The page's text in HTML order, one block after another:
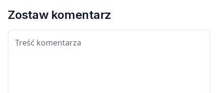
Zostaw komentarz